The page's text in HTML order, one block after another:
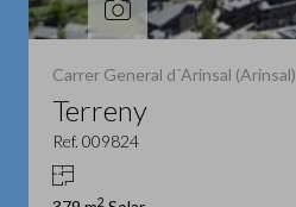
Carrer General d´Arinsal (Arinsal)
Terreny
Ref. 009824
2